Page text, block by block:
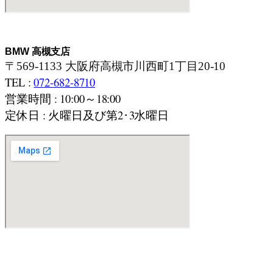
BMW 高槻支店
〒569-1133 大阪府高槻市川西町1丁目20-10
TEL :072-682-8710
営業時間 : 10:00～18:00
定休日 : 火曜日及び第2･3水曜日